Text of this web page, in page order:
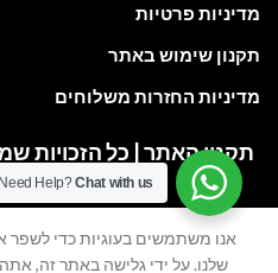
מדיניות פרטיות
תקנון שימוש באתר
מדיניות החזרות משלוחים
התמונות
Cart
My account
אנו משתמשים בעוגיות כדי לשפר
שלנו. על ידי גלישה באתר זה,
Need Help?Chat with us